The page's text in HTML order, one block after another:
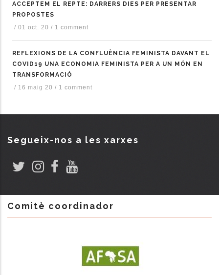
ACCEPTEM EL REPTE: DARRERS DIES PER PRESENTAR
PROPOSTES
/ 01 oct. 20 / 1 comment
REFLEXIONS DE LA CONFLUÈNCIA FEMINISTA DAVANT EL
COVID19 UNA ECONOMIA FEMINISTA PER A UN MÓN EN
TRANSFORMACIÓ
/ 16 maig 20 / 1 comment
Segueix-nos a les xarxes
Comitè coordinador